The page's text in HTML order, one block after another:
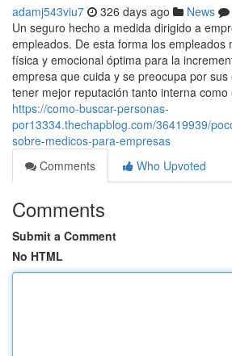
adamj543viu7 326 days ago News
Un seguro hecho a medida dirigido a
empleados. De esta forma los empleados
física y emocional óptima para la
empresa que cuida y se preocupa por
tener mejor reputación tanto interna
https://como-buscar-personas-
por13334.thechapblog.com/36419939/
sobre-medicos-para-empresas
Comments
Who Upvoted
Comments
Submit a Comment
No HTML